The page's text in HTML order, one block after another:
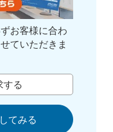
お客様に合わ
ていただきま
する
てみる